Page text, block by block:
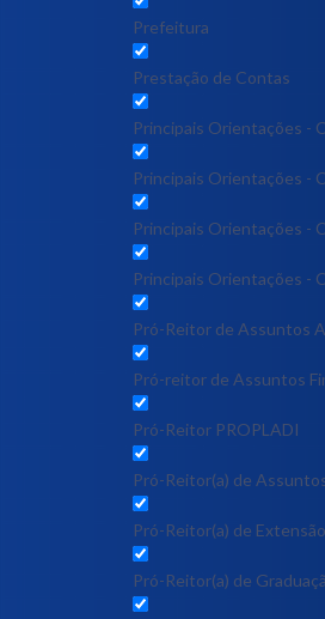
Prefeitura
Prestação de Contas
Principais Orientações -
Principais Orientações -
Principais Orientações -
Principais Orientações -
Pró-Reitor de Assuntos
Pró-reitor de Assuntos
Pró-Reitor PROPLADI
Pró-Reitor(a) de
Pró-Reitor(a) de Extensão
Pró-Reitor(a) de